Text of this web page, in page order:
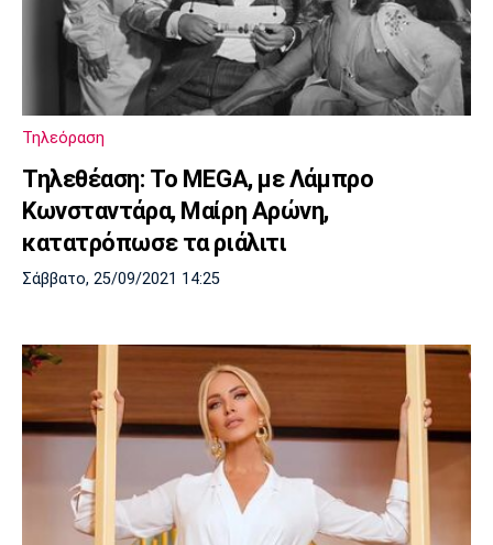
Τηλεόραση
Τηλεθέαση: Το MEGA, με Λάμπρο
Κωνσταντάρα, Μαίρη Αρώνη,
κατατρόπωσε τα ριάλιτι
Σάββατο, 25/09/2021 14:25